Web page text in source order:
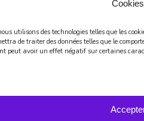
Cookies
utilisons des technologies telles que les
de traiter des données telles que le
peut avoir un effet négatif sur certaines